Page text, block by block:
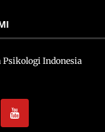
Psikologi Indonesia